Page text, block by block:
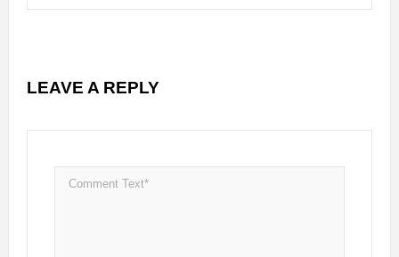
LEAVE A REPLY